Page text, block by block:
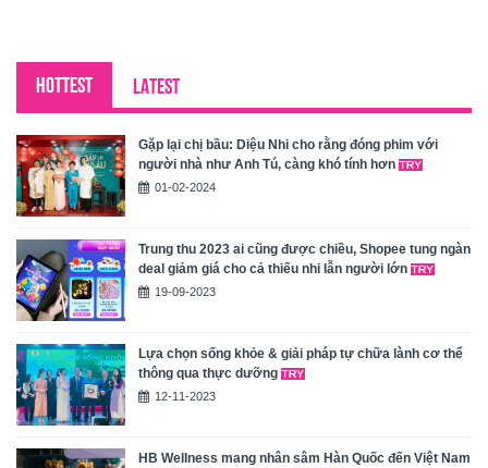
HOTTEST LATEST
Gặp lại chị bầu: Diệu Nhi cho rằng đóng phim với
người nhà như Anh Tú, càng khó tính hơn
01-02-2024
Trung thu 2023 ai cũng được chiều, Shopee tung ngàn
deal giảm giá cho cả thiếu nhi lẫn người lớn
19-09-2023
Lựa chọn sống khỏe & giải pháp tự chữa lành cơ thể
thông qua thực dưỡng
12-11-2023
HB Wellness mang nhân sâm Hàn Quốc đến Việt Nam